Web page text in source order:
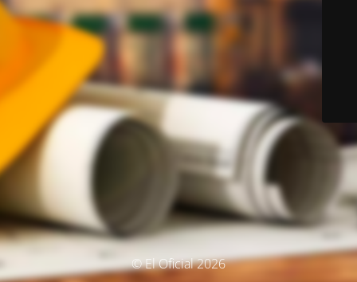
© El Oficial 2026